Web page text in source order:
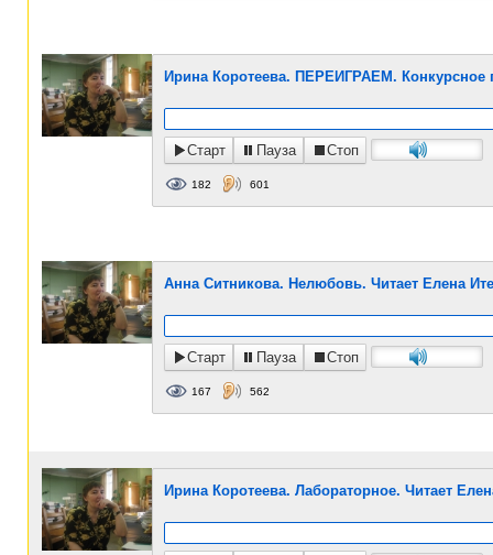
Ирина Коротеева. ПЕРЕИГРАЕМ. Конкурсное
Старт Пауза Стоп
182 601
Анна Ситникова. Нелюбовь. Читает Елена
Старт Пауза Стоп
167 562
Ирина Коротеева. Лабораторное. Читает